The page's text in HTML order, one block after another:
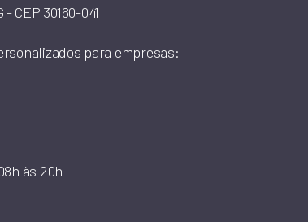
CEP 30160-041
para empresas:
às 20h